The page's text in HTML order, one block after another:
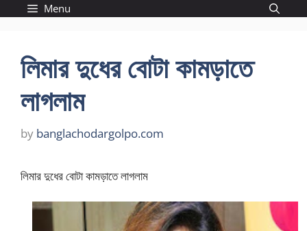
Menu
লিমার দুধের বোটা কামড়াতে
লাগলাম
by banglachodargolpo.com
লিমার দুধের বোটা কামড়াতে লাগলাম